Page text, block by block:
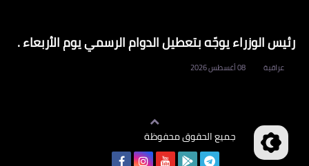
رئيس الوزراء يوجّه بتعطيل الدوام الرسمي يوم الأربعاء .
عراقية 08 أغسطس 2026
جميع الحقوق محفوظة